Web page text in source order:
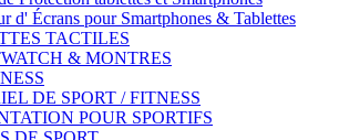
d' Écrans pour Smartphones & Tablettes
TACTILES
& MONTRES
DE SPORT / FITNESS
POUR SPORTIFS